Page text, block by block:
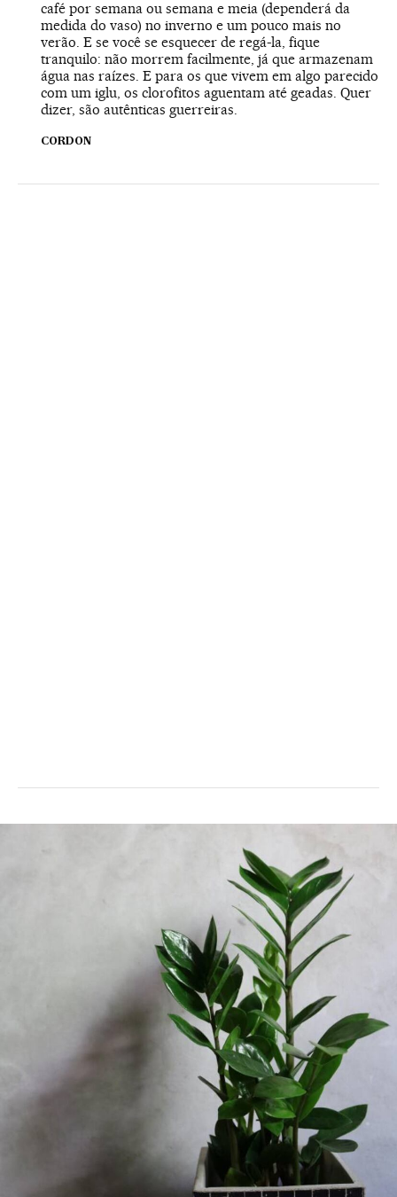
café por semana ou semana e meia (dependerá da
medida do vaso) no inverno e um pouco mais no
verão. E se você se esquecer de regá-la, fique
tranquilo: não morrem facilmente, já que armazenam
água nas raízes. E para os que vivem em algo parecido
com um iglu, os clorofitos aguentam até geadas. Quer
dizer, são autênticas guerreiras.
CORDON